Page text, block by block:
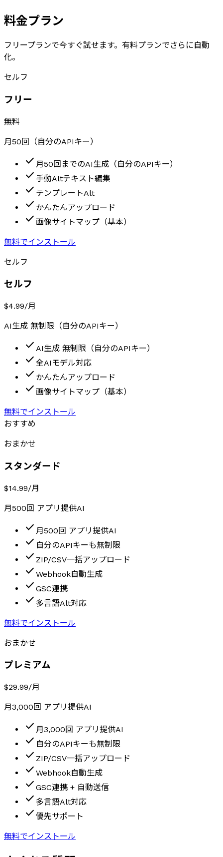
料金プラン
フリープランで今すぐ試せます。有料プランでさらに自動
化。
セルフ
フリー
無料
月50回（自分のAPIキー）
check 月50回までのAI生成（自分のAPIキー）
check 手動Altテキスト編集
check テンプレートAlt
check かんたんアップロード
check 画像サイトマップ（基本）
無料でインストール
セルフ
セルフ
$4.99/月
AI生成 無制限（自分のAPIキー）
check AI生成 無制限（自分のAPIキー）
check 全AIモデル対応
check かんたんアップロード
check 画像サイトマップ（基本）
無料でインストール
おすすめ
おまかせ
スタンダード
$14.99/月
月500回 アプリ提供AI
check 月500回 アプリ提供AI
check 自分のAPIキーも無制限
check ZIP/CSV一括アップロード
check Webhook自動生成
check GSC連携
check 多言語Alt対応
無料でインストール
おまかせ
プレミアム
$29.99/月
月3,000回 アプリ提供AI
check 月3,000回 アプリ提供AI
check 自分のAPIキーも無制限
check ZIP/CSV一括アップロード
check Webhook自動生成
check GSC連携 + 自動送信
check 多言語Alt対応
check 優先サポート
無料でインストール